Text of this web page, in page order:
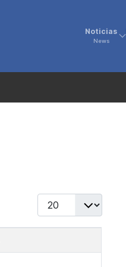
Noticias
News
Display #